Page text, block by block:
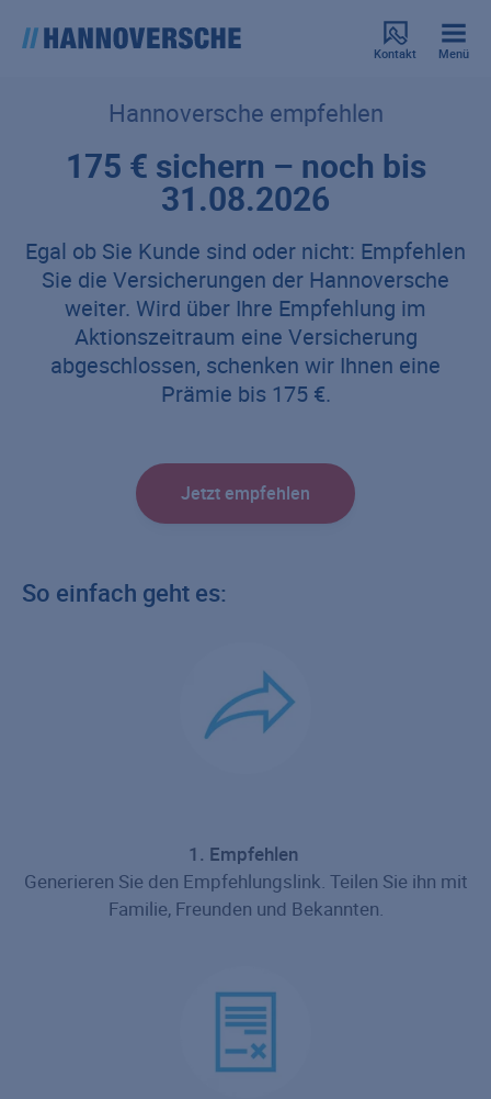
Kontakt Menü
Hannoversche empfehlen
175 € sichern – noch bis
31.08.2026
Egal ob Sie Kunde sind oder nicht: Empfehlen
Sie die Versicherungen der Hannoversche
weiter. Wird über Ihre Empfehlung im
Aktionszeitraum eine Versicherung
abgeschlossen, schenken wir Ihnen eine
Prämie bis 175 €.
Jetzt empfehlen
So einfach geht es:
1. Empfehlen
Generieren Sie den Empfehlungslink. Teilen Sie ihn mit
Familie, Freunden und Bekannten.